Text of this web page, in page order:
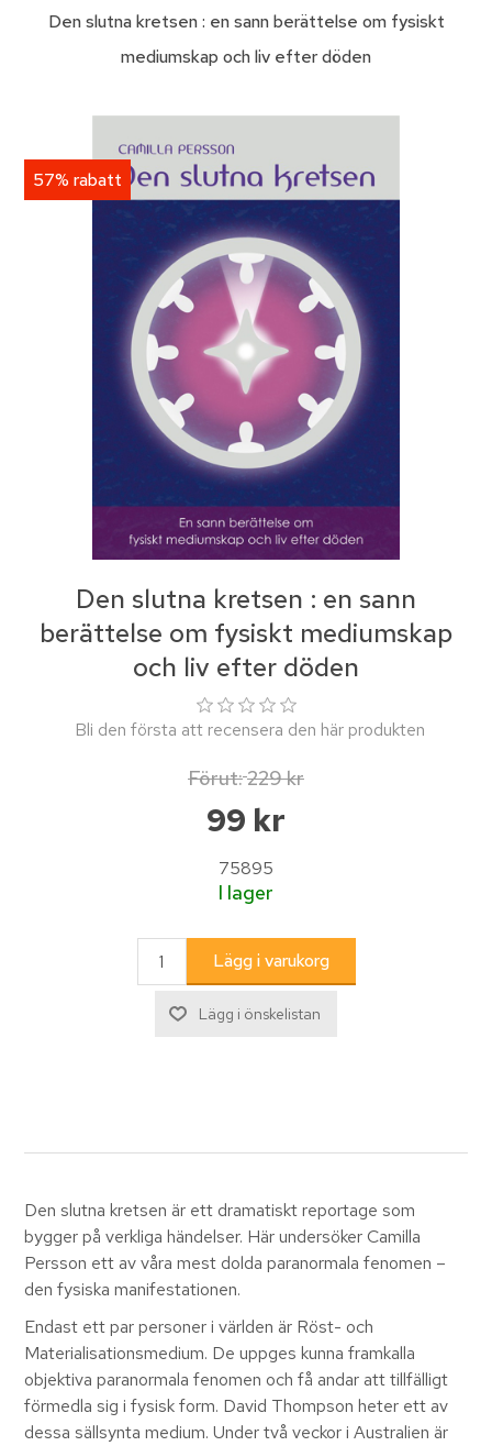
Den slutna kretsen : en sann berättelse om fysiskt
mediumskap och liv efter döden
57% rabatt
Den slutna kretsen : en sann
berättelse om fysiskt mediumskap
och liv efter döden
Bli den första att recensera den här produkten
Förut:229 kr
99 kr
75895
I lager
Den slutna kretsen är ett dramatiskt reportage som
bygger på verkliga händelser. Här undersöker Camilla
Persson ett av våra mest dolda paranormala fenomen –
den fysiska manifestationen.
Endast ett par personer i världen är Röst- och
Materialisationsmedium. De uppges kunna framkalla
objektiva paranormala fenomen och få andar att tillfälligt
förmedla sig i fysisk form. David Thompson heter ett av
dessa sällsynta medium. Under två veckor i Australien är